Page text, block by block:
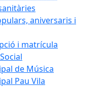
aniversaris i
i matrícula
de Música
Pau Vila